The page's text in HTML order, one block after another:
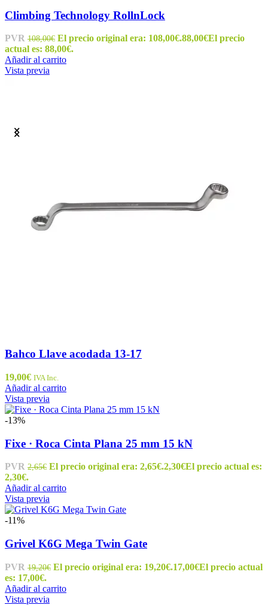
Climbing Technology RollnLock
PVR 108,00€ El precio original era: 108,00€.88,00€El precio
actual es: 88,00€.
Añadir al carrito
Vista previa
Bahco Llave acodada 13-17
19,00€ IVA Inc.
Añadir al carrito
Vista previa
-13%
Fixe · Roca Cinta Plana 25 mm 15 kN
PVR 2,65€ El precio original era: 2,65€.2,30€El precio actual es:
2,30€.
Añadir al carrito
Vista previa
-11%
Grivel K6G Mega Twin Gate
PVR 19,20€ El precio original era: 19,20€.17,00€El precio actual
es: 17,00€.
Añadir al carrito
Vista previa